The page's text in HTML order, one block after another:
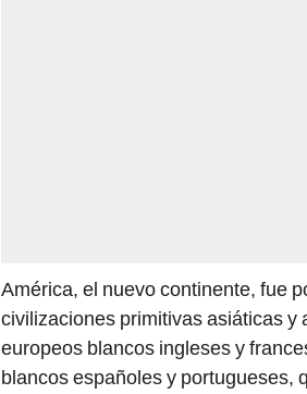
América, el nuevo continente, fue
civilizaciones primitivas asiáticas y
europeos blancos ingleses y
blancos españoles y portugueses,